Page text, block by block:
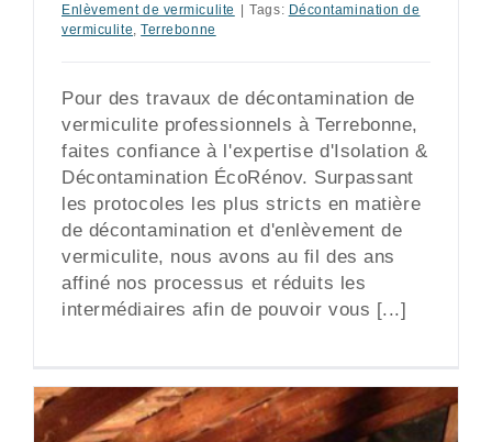
Enlèvement de vermiculite
Tags: Décontamination de
vermiculite,Terrebonne
Pour des travaux de décontamination de
vermiculite professionnels à Terrebonne,
faites confiance à l'expertise d'Isolation &
Décontamination ÉcoRénov. Surpassant
les protocoles les plus stricts en matière
de décontamination et d'enlèvement de
vermiculite, nous avons au fil des ans
affiné nos processus et réduits les
intermédiaires afin de pouvoir vous [...]